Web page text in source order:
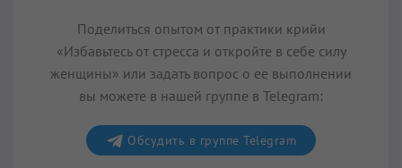
Поделиться опытом от практики крийи
«Избавьтесь от стресса и откройте в себе силу
женщины» или задать вопрос о ее выполнении
вы можете в нашей группе в Telegram:
Обсудить в группе Telegram